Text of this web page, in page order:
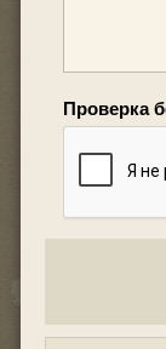
Проверка